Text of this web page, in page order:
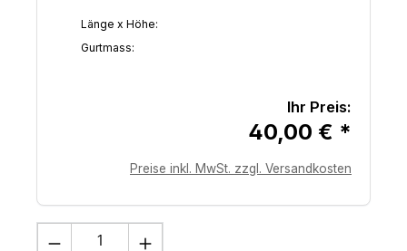
Länge x Höhe:
Gurtmass:
Ihr Preis:
40,00 € *
Preise inkl. MwSt. zzgl. Versandkosten
Produkt Anzahl: Gib den